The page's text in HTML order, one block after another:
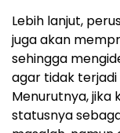
Lebih lanjut,
juga akan
sehingga
agar tidak terjadi
Menurutnya, jika
statusnya